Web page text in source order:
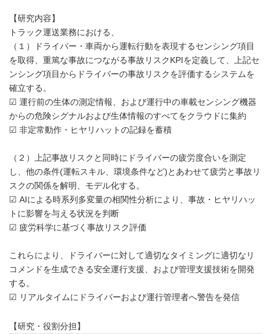
【研究内容】
トラック運送業務における、
（１）ドライバー・車両から運転行動を表現するセンシング項目
を取得、重篤な事故につながる事故リスクKPIを定義して、上記セ
ンシング項目からドライバーの事故リスクを評価するシステムを
確立する。
☑ 運行前の生体の測定情報、および運行中の車載センシング機器
からの危険シグナルおよび生体情報のすべてをクラウドに集約
☑ 非定常動作・ヒヤリハットの記録を蓄積
（２）上記事故リスクと同時にドライバーの疲労度合いを測定
し、他の条件(運転スキル、環境条件など)とあわせて疲労と事故リ
スクの関係を解明、モデル化する。
☑ AIによる時系列多変量の相関性分析により、事故・ヒヤリハッ
トに影響を与える状況を判断
☑ 疲労科学に基づく事故リスク評価
これらにより、ドライバーに対して適切なタイミングに適切なリ
コメンドを生成できる安全運行支援、および管理支援技術を開発
する。
☑ リアルタイムにドライバーおよび運行管理者へ警告を発信
【研究・役割分担】